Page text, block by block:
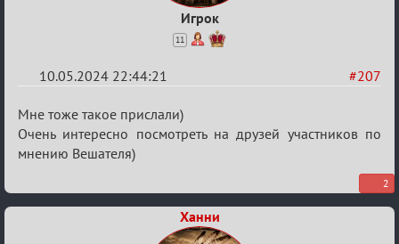
Игрок
11
#207
10.05.2024 22:44:21
Re:
Мафский
Стихоплёт
Мне тоже такое прислали)
Очень интересно посмотреть на друзей участников по
мнению Вешателя)
2
Ханни